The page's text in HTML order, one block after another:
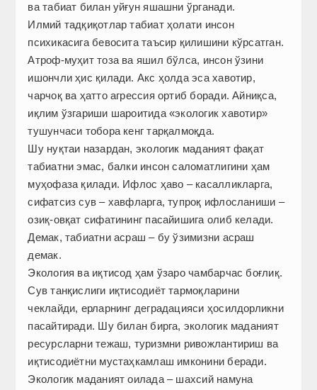
ва табиат билан уйғун яшашни ўрганади.
Илмий тадқиқотлар табиат ҳолати инсон
психикасига бевосита таъсир қилишини кўрсатган.
Атроф-муҳит тоза ва яшил бўлса, инсон ўзини
ишончли ҳис қилади. Акс ҳолда эса хавотир,
чарчоқ ва ҳатто агрессия ортиб боради. Айниқса,
иқлим ўзгариши шароитида «экологик хавотир»
тушунчаси тобора кенг тарқалмоқда.
Шу нуқтаи назардан, экологик маданият фақат
табиатни эмас, балки инсон саломатлигини ҳам
муҳофаза қилади. Ифлос ҳаво – касалликларга,
сифатсиз сув – хавфларга, тупроқ ифлосланиши –
озиқ-овқат сифатининг пасайишига олиб келади.
Демак, табиатни асраш – бу ўзимизни асраш
демак.
Экология ва иқтисод ҳам ўзаро чамбарчас боғлиқ.
Сув танқислиги иқтисодиёт тармоқларини
чеклайди, ерларнинг деградацияси ҳосилдорликни
пасайтиради. Шу билан бирга, экологик маданият
ресурсларни тежаш, туризмни ривожлантириш ва
иқтисодиётни мустаҳкамлаш имконини беради.
Экологик маданият оилада – шахсий намуна